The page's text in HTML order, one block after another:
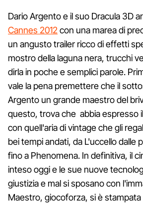
Dario Argento e il suo Dracula 3D
Cannes 2012 con una marea di
un angusto trailer ricco di effetti
mostro della laguna nera, trucchi
dirla in poche e semplici parole.
vale la pena premettere che il
Argento un grande maestro del
questo, trova che abbia espresso
con quell'aria di vintage che gli
bei tempi andati, da L'uccello dalle
fino a Phenomena. In definitiva, il
inteso oggi e le sue nuove
giustizia e mal si sposano con
Maestro, giocoforza, si è